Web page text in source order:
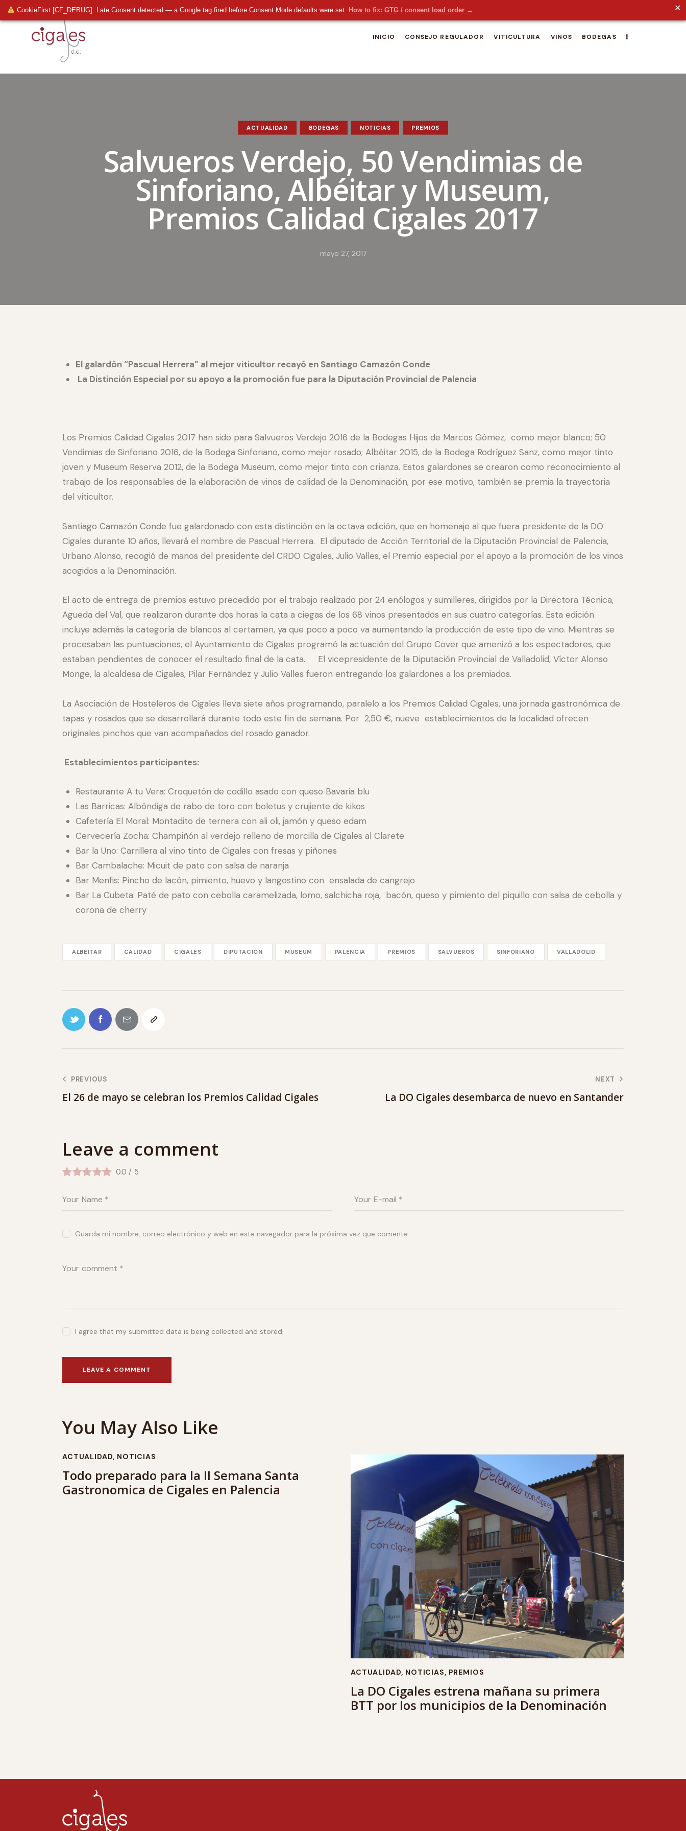
CookieFirst [CF_DEBUG]: Late Consent detected — a Google tag fired before Consent Mode defaults were set. How to fix: GTG / consent load order → ✕
INICIO CONSEJO REGULADOR VITICULTURA VINOS BODEGAS
ACTUALIDAD BODEGAS NOTICIAS PREMIOS
Salvueros Verdejo, 50 Vendimias de
Sinforiano, Albéitar y Museum,
Premios Calidad Cigales 2017
mayo 27, 2017
El galardón “Pascual Herrera” al mejor viticultor recayó en Santiago Camazón Conde
La Distinción Especial por su apoyo a la promoción fue para la Diputación Provincial de Palencia
Los Premios Calidad Cigales 2017 han sido para Salvueros Verdejo 2016 de la Bodegas Hijos de Marcos Gómez, como mejor blanco; 50
Vendimias de Sinforiano 2016, de la Bodega Sinforiano, como mejor rosado; Albéitar 2015, de la Bodega Rodríguez Sanz, como mejor tinto
joven y Museum Reserva 2012, de la Bodega Museum, como mejor tinto con crianza. Estos galardones se crearon como reconocimiento al
trabajo de los responsables de la elaboración de vinos de calidad de la Denominación, por ese motivo, también se premia la trayectoria
del viticultor.
Santiago Camazón Conde fue galardonado con esta distinción en la octava edición, que en homenaje al que fuera presidente de la DO
Cigales durante 10 años, llevará el nombre de Pascual Herrera. El diputado de Acción Territorial de la Diputación Provincial de Palencia,
Urbano Alonso, recogió de manos del presidente del CRDO Cigales, Julio Valles, el Premio especial por el apoyo a la promoción de los vinos
acogidos a la Denominación.
El acto de entrega de premios estuvo precedido por el trabajo realizado por 24 enólogos y sumilleres, dirigidos por la Directora Técnica,
Agueda del Val, que realizaron durante dos horas la cata a ciegas de los 68 vinos presentados en sus cuatro categorías. Esta edición
incluye además la categoría de blancos al certamen, ya que poco a poco va aumentando la producción de este tipo de vino. Mientras se
procesaban las puntuaciones, el Ayuntamiento de Cigales programó la actuación del Grupo Cover que amenizó a los espectadores, que
estaban pendientes de conocer el resultado final de la cata. El vicepresidente de la Diputación Provincial de Valladolid, Víctor Alonso
Monge, la alcaldesa de Cigales, Pilar Fernández y Julio Valles fueron entregando los galardones a los premiados.
La Asociación de Hosteleros de Cigales lleva siete años programando, paralelo a los Premios Calidad Cigales, una jornada gastronómica de
tapas y rosados que se desarrollará durante todo este fin de semana. Por 2,50 €, nueve establecimientos de la localidad ofrecen
originales pinchos que van acompañados del rosado ganador.
Establecimientos participantes:
Restaurante A tu Vera: Croquetón de codillo asado con queso Bavaria blu
Las Barricas: Albóndiga de rabo de toro con boletus y crujiente de kikos
Cafetería El Moral: Montadito de ternera con ali oli, jamón y queso edam
Cervecería Zocha: Champiñón al verdejo relleno de morcilla de Cigales al Clarete
Bar la Uno: Carrillera al vino tinto de Cigales con fresas y piñones
Bar Cambalache: Micuit de pato con salsa de naranja
Bar Menfis: Pincho de lacón, pimiento, huevo y langostino con ensalada de cangrejo
Bar La Cubeta: Paté de pato con cebolla caramelizada, lomo, salchicha roja, bacón, queso y pimiento del piquillo con salsa de cebolla y
corona de cherry
ALBEITAR CALIDAD CIGALES DIPUTACIÓN MUSEUM PALENCIA PREMIOS SALVUEROS SINFORIANO VALLADOLID
PREVIOUS
El 26 de mayo se celebran los Premios Calidad Cigales
NEXT
La DO Cigales desembarca de nuevo en Santander
Leave a comment
0.0 / 5
Guarda mi nombre, correo electrónico y web en este navegador para la próxima vez que comente.
I agree that my submitted data is being collected and stored.
You May Also Like
ACTUALIDAD, NOTICIAS
Todo preparado para la II Semana Santa
Gastronomica de Cigales en Palencia
ACTUALIDAD, NOTICIAS, PREMIOS
La DO Cigales estrena mañana su primera
BTT por los municipios de la Denominación